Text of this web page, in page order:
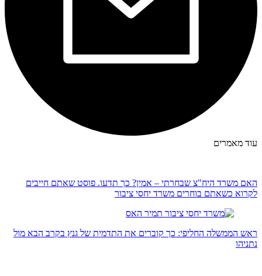
עוד מאמרים
האם משרד היח"צ שבחרתי – אמין? כך תדעו. פוסט שאתם חייבים
לקרוא כשאתם בוחרים משרד יחסי ציבור
ראש הממשלה החליפי: כך קוברים את התדמית של גנץ בקרב הבא מול
נתניהו